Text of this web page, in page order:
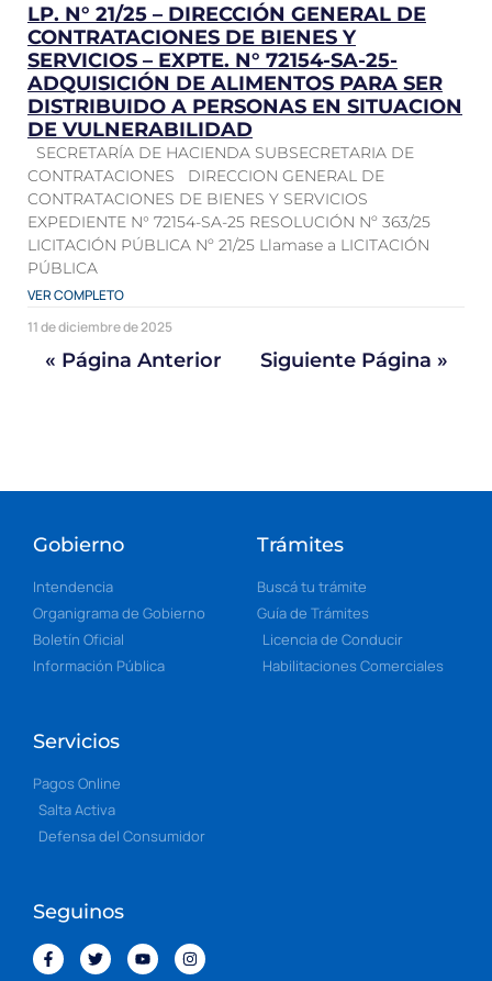
LP. N° 21/25 – DIRECCIÓN GENERAL DE
CONTRATACIONES DE BIENES Y
SERVICIOS – EXPTE. N° 72154-SA-25-
ADQUISICIÓN DE ALIMENTOS PARA SER
DISTRIBUIDO A PERSONAS EN SITUACION
DE VULNERABILIDAD
SECRETARÍA DE HACIENDA SUBSECRETARIA DE
CONTRATACIONES DIRECCION GENERAL DE
CONTRATACIONES DE BIENES Y SERVICIOS
EXPEDIENTE N° 72154-SA-25 RESOLUCIÓN Nº 363/25
LICITACIÓN PÚBLICA Nº 21/25 Llamase a LICITACIÓN
PÚBLICA
VER COMPLETO
11 de diciembre de 2025
« Página Anterior Siguiente Página »
Gobierno
Intendencia
Organigrama de Gobierno
Boletín Oficial
Información Pública
Trámites
Buscá tu trámite
Guía de Trámites
Licencia de Conducir
Habilitaciones Comerciales
Servicios
Pagos Online
Salta Activa
Defensa del Consumidor
Seguinos